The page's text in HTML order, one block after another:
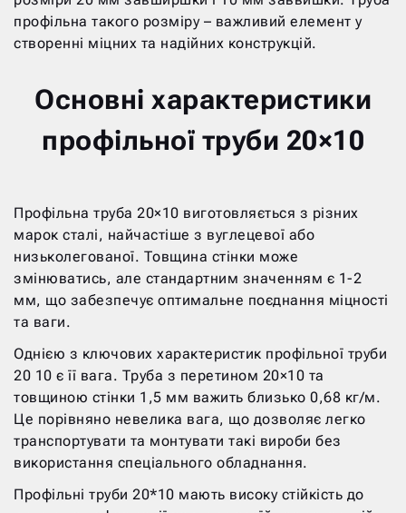
профільна такого розміру – важливий елемент у
створенні міцних та надійних конструкцій.
Основні характеристики
профільної труби 20×10
Профільна труба 20×10 виготовляється з різних
марок сталі, найчастіше з вуглецевої або
низьколегованої. Товщина стінки може
змінюватись, але стандартним значенням є 1-2
мм, що забезпечує оптимальне поєднання міцності
та ваги.
Однією з ключових характеристик профільної труби
20 10 є її вага. Труба з перетином 20×10 та
товщиною стінки 1,5 мм важить близько 0,68 кг/м.
Це порівняно невелика вага, що дозволяє легко
транспортувати та монтувати такі вироби без
використання спеціального обладнання.
Профільні труби 20*10 мають високу стійкість до